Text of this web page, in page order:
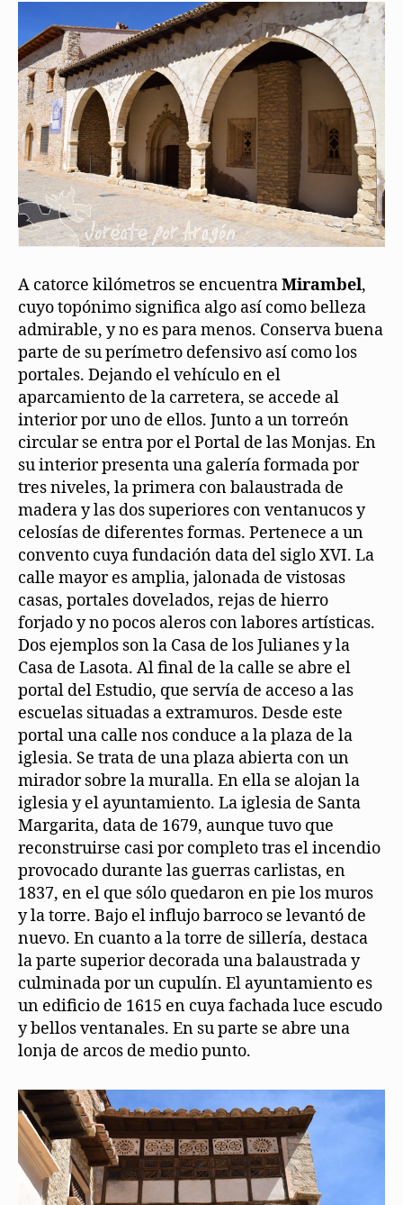
A catorce kilómetros se encuentraMirambel,
cuyo topónimo significa algo así como belleza
admirable, y no es para menos. Conserva buena
parte de su perímetro defensivo así como los
portales. Dejando el vehículo en el
aparcamiento de la carretera, se accede al
interior por uno de ellos. Junto a un torreón
circular se entra por el Portal de las Monjas. En
su interior presenta una galería formada por
tres niveles, la primera con balaustrada de
madera y las dos superiores con ventanucos y
celosías de diferentes formas. Pertenece a un
convento cuya fundación data del siglo XVI. La
calle mayor es amplia, jalonada de vistosas
casas, portales dovelados, rejas de hierro
forjado y no pocos aleros con labores artísticas.
Dos ejemplos son la Casa de los Julianes y la
Casa de Lasota. Al final de la calle se abre el
portal del Estudio, que servía de acceso a las
escuelas situadas a extramuros. Desde este
portal una calle nos conduce a la plaza de la
iglesia. Se trata de una plaza abierta con un
mirador sobre la muralla. En ella se alojan la
iglesia y el ayuntamiento. La iglesia de Santa
Margarita, data de 1679, aunque tuvo que
reconstruirse casi por completo tras el incendio
provocado durante las guerras carlistas, en
1837, en el que sólo quedaron en pie los muros
y la torre. Bajo el influjo barroco se levantó de
nuevo. En cuanto a la torre de sillería, destaca
la parte superior decorada una balaustrada y
culminada por un cupulín. El ayuntamiento es
un edificio de 1615 en cuya fachada luce escudo
y bellos ventanales. En su parte se abre una
lonja de arcos de medio punto.